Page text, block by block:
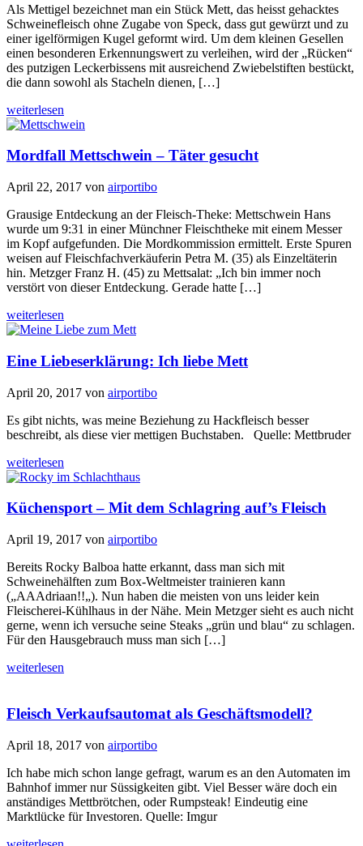
Als Mettigel bezeichnet man ein Stück Mett, das heisst gehacktes
Schweinefleisch ohne Zugabe von Speck, dass gut gewürzt und zu
einer igelförmigen Kugel geformt wird. Um dem kleinen Gesellen
einen besonderen Erkennungswert zu verleihen, wird der „Rücken“
des putzigen Leckerbissens mit ausreichend Zwiebelstiften bestückt,
die dann sowohl als Stacheln dienen, […]
weiterlesen
Mordfall Mettschwein – Täter gesucht
April 22, 2017 von airportibo
Grausige Entdeckung an der Fleisch-Theke: Mettschwein Hans
wurde um 9:31 in einer Münchner Fleischtheke mit einem Messer
im Kopf aufgefunden. Die Mordkommission ermittelt. Erste Spuren
weisen auf Fleischfachverkäuferin Petra M. (35) als Einzeltäterin
hin. Metzger Franz H. (45) zu Mettsalat: „Ich bin immer noch
verstört von dieser Entdeckung. Gerade hatte […]
weiterlesen
Eine Liebeserklärung: Ich liebe Mett
April 20, 2017 von airportibo
Es gibt nichts, was meine Beziehung zu Hackfleisch besser
beschreibt, als diese vier mettigen Buchstaben. Quelle: Mettbruder
weiterlesen
Küchensport – Mit dem Schlagring auf’s Fleisch
April 19, 2017 von airportibo
Bereits Rocky Balboa hatte erkannt, dass man sich mit
Schweinehälften zum Box-Weltmeister trainieren kann
(„AAAdriaan!!„). Nun haben die meisten von uns leider kein
Fleischerei-Kühlhaus in der Nähe. Mein Metzger sieht es auch nicht
gerne, wenn ich versuche seine Steaks „grün und blau“ zu schlagen.
Für den Hausgebrauch muss man sich […]
weiterlesen
Fleisch Verkaufsautomat als Geschäftsmodell?
April 18, 2017 von airportibo
Ich habe mich schon lange gefragt, warum es an den Automaten im
Bahnhof immer nur Süssigkeiten gibt. Viel Besser wäre doch ein
anständiges Mettbrötchen, oder Rumpsteak! Eindeutig eine
Marktlücke für Investoren. Quelle: Imgur